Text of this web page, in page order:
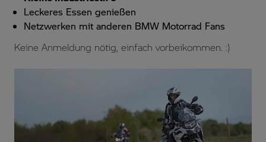
Leckeres Essen genießen
Netzwerken mit anderen BMW Motorrad Fans
Keine Anmeldung nötig, einfach vorbeikommen. :)